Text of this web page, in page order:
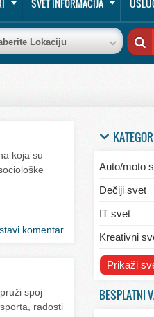
SVET INFORMACIJA
Lokaciju
koja su
komentar
spoj
radosti
Auto/moto
Dečiji svet
IT svet
Kreativni
Svet
Prikaži
BESPLATNI